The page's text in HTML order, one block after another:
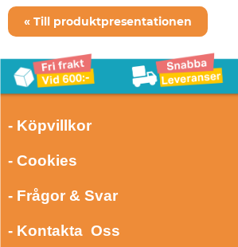
« Till produktpresentationen
- Köpvillkor
- Cookies
- Frågor & Svar
- Kontakta Oss